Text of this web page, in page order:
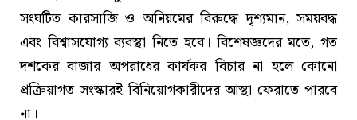
সংঘটিত কারসাজি ও অনিয়মের বিরুদ্ধে দৃশ্যমান, সময়বদ্ধ
এবং বিশ্বাসযোগ্য ব্যবস্থা নিতে হবে। বিশেষজ্ঞদের মতে, গত
দশকের বাজার অপরাধের কার্যকর বিচার না হলে কোনো
প্রক্রিয়াগত সংস্কারই বিনিয়োগকারীদের আস্থা ফেরাতে পারবে
না।